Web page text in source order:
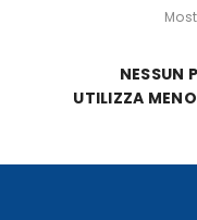
NESSUN
UTILIZZA